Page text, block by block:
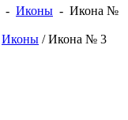
- Иконы - Икона №
Иконы / Икона № 3